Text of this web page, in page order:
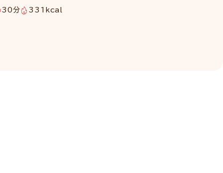
30分 331kcal